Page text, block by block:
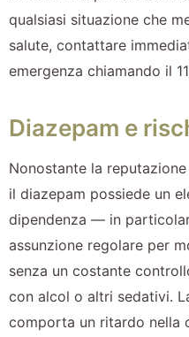
qualsiasi situazione che
salute, contattare
emergenza chiamando il
Diazepam e
Nonostante la
il diazepam possiede un
dipendenza — in
assunzione regolare per
senza un costante
con alcol o altri sedativi.
comporta un ritardo nella